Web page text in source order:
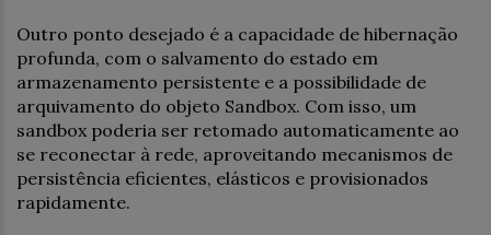
Outro ponto desejado é a capacidade de hibernação
profunda, com o salvamento do estado em
armazenamento persistente e a possibilidade de
arquivamento do objeto Sandbox. Com isso, um
sandbox poderia ser retomado automaticamente ao
se reconectar à rede, aproveitando mecanismos de
persistência eficientes, elásticos e provisionados
rapidamente.